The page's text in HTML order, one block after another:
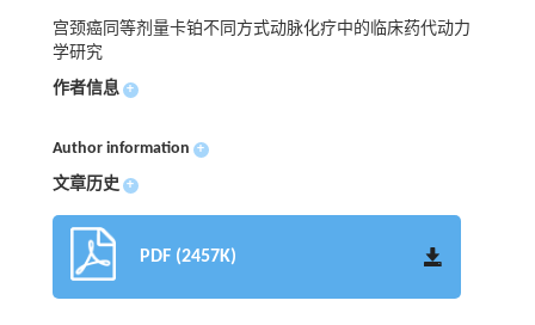
宫颈癌同等剂量卡铂不同方式动脉化疗中的临床药代动力
学研究
作者信息 +
Author information +
文章历史 +
PDF (2457K)